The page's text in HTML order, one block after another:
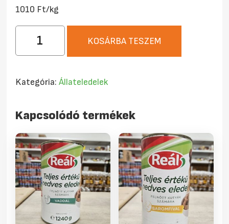
1010 Ft/kg
teljes
értékű
hallal
mennyiség
KOSÁRBA TESZEM
Kategória:Állateledelek
Kapcsolódó termékek